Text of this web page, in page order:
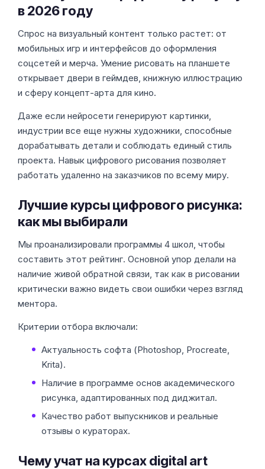
в 2026 году
Спрос на визуальный контент только растет: от
мобильных игр и интерфейсов до оформления
соцсетей и мерча. Умение рисовать на планшете
открывает двери в геймдев, книжную иллюстрацию
и сферу концепт-арта для кино.
Даже если нейросети генерируют картинки,
индустрии все еще нужны художники, способные
дорабатывать детали и соблюдать единый стиль
проекта. Навык цифрового рисования позволяет
работать удаленно на заказчиков по всему миру.
Лучшие курсы цифрового рисунка:
как мы выбирали
Мы проанализировали программы 4 школ, чтобы
составить этот рейтинг. Основной упор делали на
наличие живой обратной связи, так как в рисовании
критически важно видеть свои ошибки через взгляд
ментора.
Критерии отбора включали:
Актуальность софта (Photoshop, Procreate,
Krita).
Наличие в программе основ академического
рисунка, адаптированных под диджитал.
Качество работ выпускников и реальные
отзывы о кураторах.
Чему учат на курсах digital art